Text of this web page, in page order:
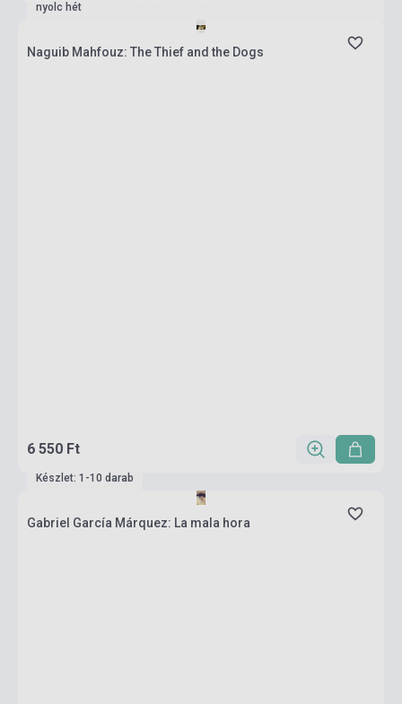
nyolc hét
Naguib Mahfouz: The Thief and the Dogs
6 550 Ft
Készlet: 1-10 darab
Gabriel García Márquez: La mala hora